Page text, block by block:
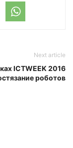
Next article
ICTWEEK 2016
роботов